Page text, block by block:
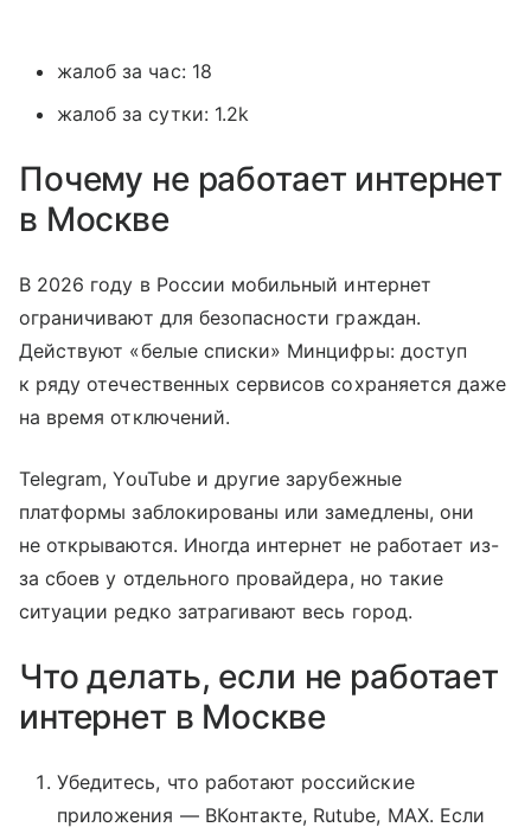
жалоб за час: 18
жалоб за сутки: 1.2k
Почему не работает интернет
в Москве
В 2026 году в России мобильный интернет
ограничивают для безопасности граждан.
Действуют «белые списки» Минцифры: доступ
к ряду отечественных сервисов сохраняется даже
на время отключений.
Telegram, YouTube и другие зарубежные
платформы заблокированы или замедлены, они
не открываются. Иногда интернет не работает из-
за сбоев у отдельного провайдера, но такие
ситуации редко затрагивают весь город.
Что делать, если не работает
интернет в Москве
Убедитесь, что работают российские
приложения — ВКонтакте, Rutube, MAX. Если